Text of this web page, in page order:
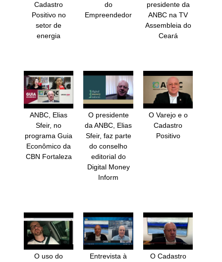
Cadastro
Positivo no
setor de
energia
do
Empreendedor
presidente da
ANBC na TV
Assembleia do
Ceará
ANBC, Elias
Sfeir, no
programa Guia
Econômico da
CBN Fortaleza
O presidente
da ANBC, Elias
Sfeir, faz parte
do conselho
editorial do
Digital Money
Inform
O Varejo e o
Cadastro
Positivo
O uso do
Entrevista à
O Cadastro